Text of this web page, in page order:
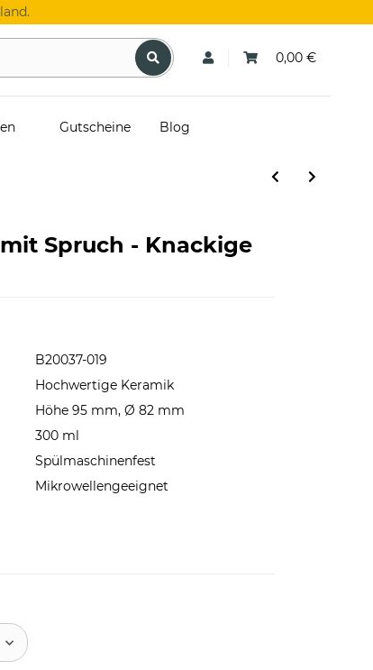
0,00 €
Gutscheine Blog
Spruch - Knackige
B20037-019
Hochwertige Keramik
Höhe 95 mm, Ø 82 mm
300 ml
Spülmaschinenfest
Mikrowellengeeignet